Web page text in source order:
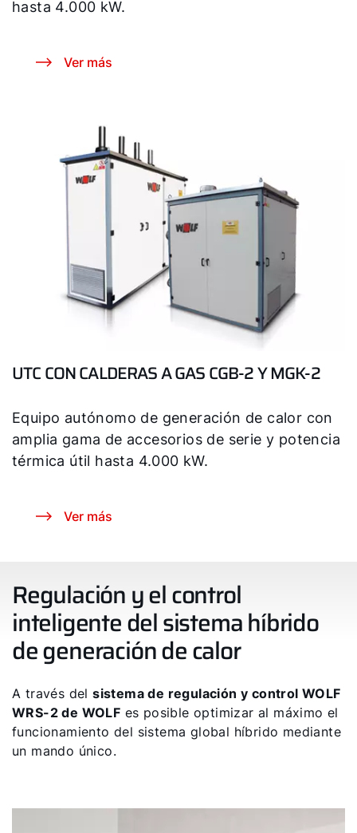
hasta 4.000 kW.
Ver más
UTC CON CALDERAS A GAS CGB-2 Y MGK-2
Equipo autónomo de generación de calor con
amplia gama de accesorios de serie y potencia
térmica útil hasta 4.000 kW.
Ver más
Regulación y el control
inteligente del sistema híbrido
de generación de calor
A través delsistema de regulación y control WOLF
WRS-2 de WOLF es posible optimizar al máximo el
funcionamiento del sistema global híbrido mediante
un mando único.